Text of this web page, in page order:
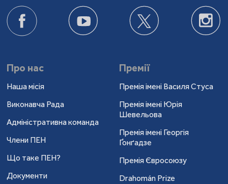
Про нас
Наша місія
Виконавча Рада
Адміністративна команда
Члени ПЕН
Що таке ПЕН?
Документи
Премії
Премія імені Василя Стуса
Премія імені Юрія
Шевельова
Премія імені Георгія
Ґонґадзе
Премія Євросоюзу
Drahomán Prize